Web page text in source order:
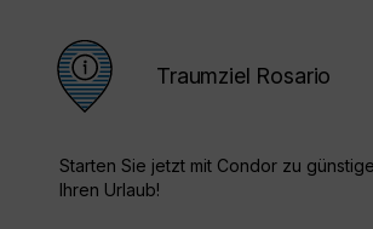
Traumziel Rosario
Starten Sie jetzt mit Condor zu
Ihren Urlaub!